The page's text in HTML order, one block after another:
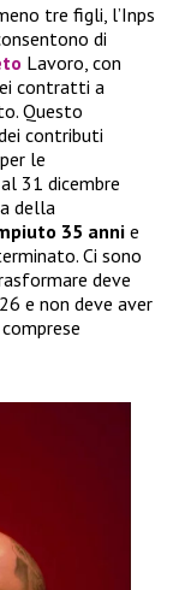
tre figli, l’Inps
di
Lavoro, con
contratti a
Questo
contributi
le
31 dicembre
della
35 anni e
Ci sono
deve
e non deve aver